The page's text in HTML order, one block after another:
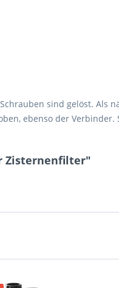
sind gelöst.
ebenso der
Zisternenfilter"